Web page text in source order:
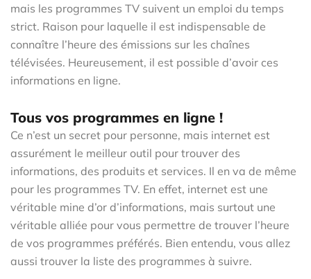
mais les programmes TV suivent un emploi du temps
strict. Raison pour laquelle il est indispensable de
connaître l’heure des émissions sur les chaînes
télévisées. Heureusement, il est possible d’avoir ces
informations en ligne.
Tous vos programmes en ligne !
Ce n’est un secret pour personne, mais internet est
assurément le meilleur outil pour trouver des
informations, des produits et services. Il en va de même
pour les programmes TV. En effet, internet est une
véritable mine d’or d’informations, mais surtout une
véritable alliée pour vous permettre de trouver l’heure
de vos programmes préférés. Bien entendu, vous allez
aussi trouver la liste des programmes à suivre.